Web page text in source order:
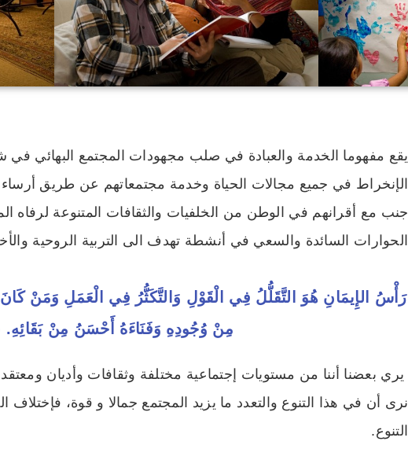
يقع مفهوما الخدمة والعبادة في صلب مجهودات المجتمع البهائي
الإنخراط في جميع مجالات الحياة وخدمة مجتمعاتهم عن طريق أرساء
جنب مع أقرانهم في الوطن من الخلفيات والثقافات المتنوعة
الحوارات السائدة والسعي في أنشطة تهدف الى التربية الروحية
رَأْسُ الإِيمَانِ هُوَ التَّقَلُّلُ فِي الْقَوْلِ وَالتَّكَثُّرُ فِي الْعَمَلِ وَمَنْ
مِنْ وُجُودِهِ وَفَنَاءَهُ أَحْسَنُ مِنْ بَقَائِهِ.
يري بعضنا أننا من مستويات إجتماعية مختلفة وثقافات وأديان
نرى أن في هذا التنوع والتعدد ما يزيد المجتمع جمالا و قوة،
التنوع.